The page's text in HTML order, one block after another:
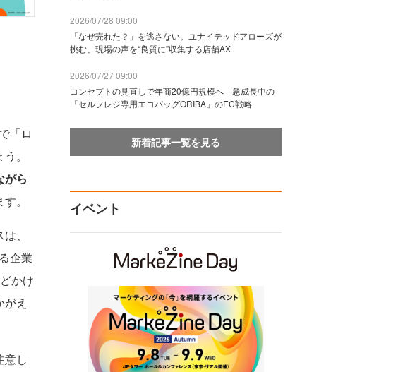
「ロ
。
がら
。
、
企業
かけ
え
意し
2026/07/28 09:00
「なぜ売れた？」を逃さない。ユナイテッドアローズが
挑む、現場の声を“良質に”収集する店舗AX
2026/07/27 09:00
コンセプトの見直しで年商20億円規模へ 急成長中の
「セルフレジ専用エコバッグORIBA」のEC戦略
新着記事一覧を見る
イベント